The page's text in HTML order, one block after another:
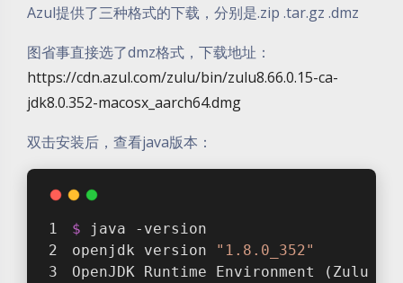
Azul提供了三种格式的下载，分别是.zip .tar.gz .dmz
图省事直接选了dmz格式，下载地址：
https://cdn.azul.com/zulu/bin/zulu8.66.0.15-ca-
jdk8.0.352-macosx_aarch64.dmg
双击安装后，查看java版本：
$
java -version
openjdk version
"1.8.0_352"
OpenJDK Runtime Environment (Zulu